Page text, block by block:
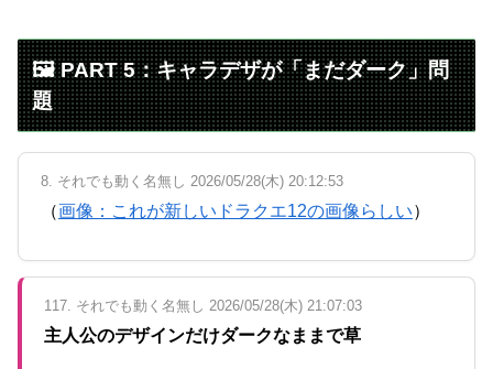
🖼️ PART 5：キャラデザが「まだダーク」問
題
8. それでも動く名無し 2026/05/28(木) 20:12:53
（画像：これが新しいドラクエ12の画像らしい）
117. それでも動く名無し 2026/05/28(木) 21:07:03
主人公のデザインだけダークなままで草